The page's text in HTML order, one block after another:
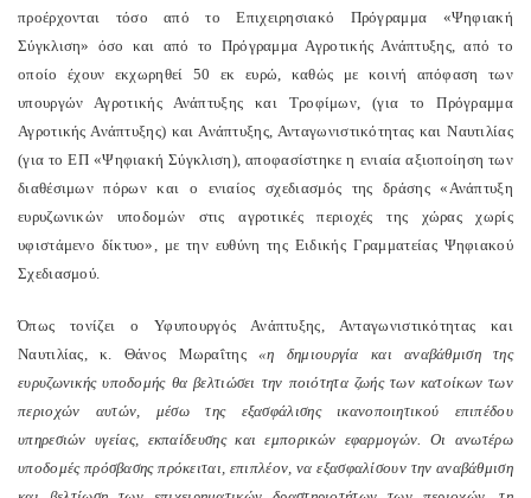
προέρχονται τόσο από το Επιχειρησιακό Πρόγραμμα «Ψηφιακή
Σύγκλιση» όσο και από το Πρόγραμμα Αγροτικής Ανάπτυξης, από το
οποίο έχουν εκχωρηθεί 50 εκ ευρώ, καθώς με κοινή απόφαση των
υπουργών Αγροτικής Ανάπτυξης και Τροφίμων, (για το Πρόγραμμα
Αγροτικής Ανάπτυξης) και Ανάπτυξης, Ανταγωνιστικότητας και Ναυτιλίας
(για το ΕΠ «Ψηφιακή Σύγκλιση), αποφασίστηκε η ενιαία αξιοποίηση των
διαθέσιμων πόρων και ο ενιαίος σχεδιασμός της δράσης «Ανάπτυξη
ευρυζωνικών υποδομών στις αγροτικές περιοχές της χώρας χωρίς
υφιστάμενο δίκτυο», με την ευθύνη της Ειδικής Γραμματείας Ψηφιακού
Σχεδιασμού.
Όπως τονίζει ο Υφυπουργός Ανάπτυξης, Ανταγωνιστικότητας και
Ναυτιλίας, κ. Θάνος Μωραΐτης«η δημιουργία και αναβάθμιση της
ευρυζωνικής υποδομής θα βελτιώσει την ποιότητα ζωής των κατοίκων των
περιοχών αυτών, μέσω της εξασφάλισης ικανοποιητικού επιπέδου
υπηρεσιών υγείας, εκπαίδευσης και εμπορικών εφαρμογών. Οι ανωτέρω
υποδομές πρόσβασης πρόκειται, επιπλέον, να εξασφαλίσουν την αναβάθμιση